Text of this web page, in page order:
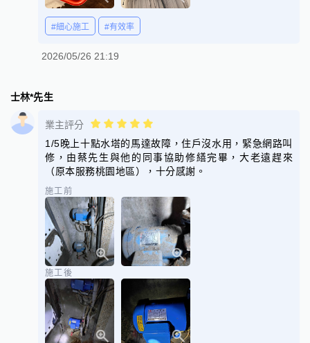
#細心施工 #有效率
2026/05/26 21:19
士林*先生
業主評分
1/5晚上十點水塔的馬達故障，住戶沒水用，緊急網路叫
修，由蔡先生與他的同事協助修繕完畢，大老遠趕來
（原本服務桃園地區），十分感謝。
施工前
施工後